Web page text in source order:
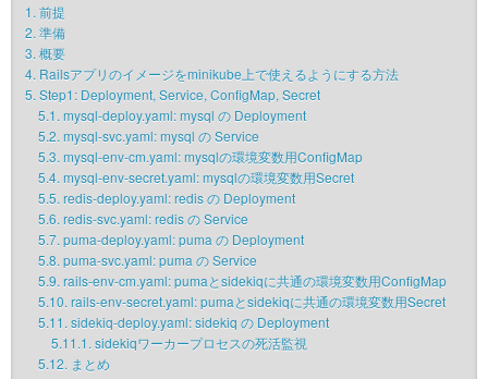
1. 前提
2. 準備
3. 概要
4. Railsアプリのイメージをminikube上で使えるようにする方法
5. Step1: Deployment, Service, ConfigMap, Secret
5.1. mysql-deploy.yaml: mysql の Deployment
5.2. mysql-svc.yaml: mysql の Service
5.3. mysql-env-cm.yaml: mysqlの環境変数用ConfigMap
5.4. mysql-env-secret.yaml: mysqlの環境変数用Secret
5.5. redis-deploy.yaml: redis の Deployment
5.6. redis-svc.yaml: redis の Service
5.7. puma-deploy.yaml: puma の Deployment
5.8. puma-svc.yaml: puma の Service
5.9. rails-env-cm.yaml: pumaとsidekiqに共通の環境変数用ConfigMap
5.10. rails-env-secret.yaml: pumaとsidekiqに共通の環境変数用Secret
5.11. sidekiq-deploy.yaml: sidekiq の Deployment
5.11.1. sidekiqワーカープロセスの死活監視
5.12. まとめ